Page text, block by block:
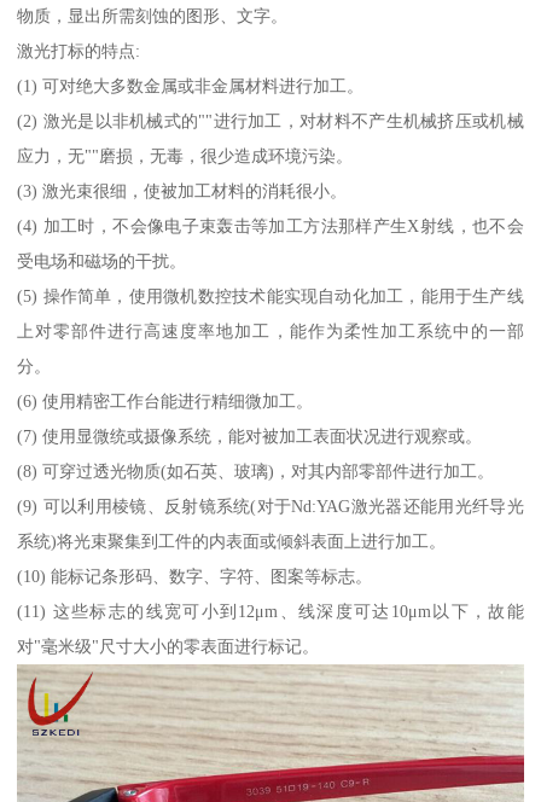
物质，显出所需刻蚀的图形、文字。
激光打标的特点:
(1) 可对绝大多数金属或非金属材料进行加工。
(2) 激光是以非机械式的""进行加工，对材料不产生机械挤压或机械
应力，无""磨损，无毒，很少造成环境污染。
(3) 激光束很细，使被加工材料的消耗很小。
(4) 加工时，不会像电子束轰击等加工方法那样产生X射线，也不会
受电场和磁场的干扰。
(5) 操作简单，使用微机数控技术能实现自动化加工，能用于生产线
上对零部件进行高速度率地加工，能作为柔性加工系统中的一部
分。
(6) 使用精密工作台能进行精细微加工。
(7) 使用显微统或摄像系统，能对被加工表面状况进行观察或。
(8) 可穿过透光物质(如石英、玻璃)，对其内部零部件进行加工。
(9) 可以利用棱镜、反射镜系统(对于Nd:YAG激光器还能用光纤导光
系统)将光束聚集到工件的内表面或倾斜表面上进行加工。
(10) 能标记条形码、数字、字符、图案等标志。
(11) 这些标志的线宽可小到12μm、线深度可达10μm以下，故能
对"毫米级"尺寸大小的零表面进行标记。